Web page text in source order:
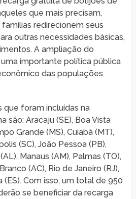
que mais precisam,
redirecionem seus
outras necessidades básicas,
A ampliação do
importante política pública
das populações
foram incluídas na
são: Aracaju (SE), Boa Vista
Grande (MS), Cuiabá (MT),
(SC), João Pessoa (PB),
Manaus (AM), Palmas (TO),
(AC), Rio de Janeiro (RJ),
(ES). Com isso, um total de 950
se beneficiar da recarga